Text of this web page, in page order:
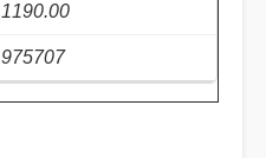
1190.00
975707